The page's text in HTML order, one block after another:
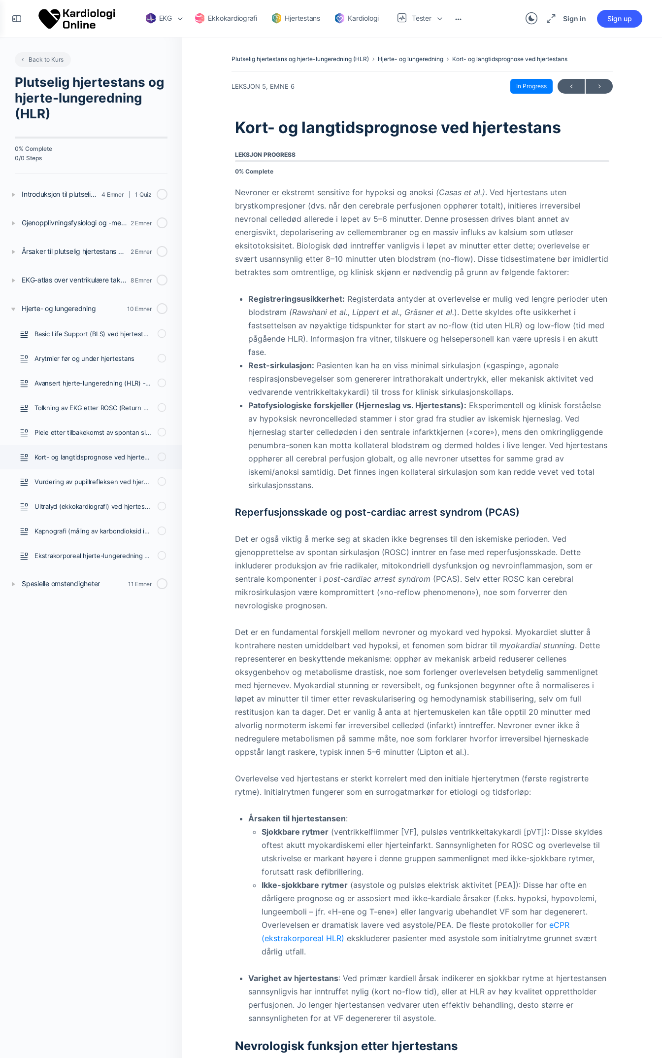
EKG Ekkokardiografi Hjertestans Kardiologi Tester Sign in Sign up
Back to Kurs
Plutselig hjertestans og
hjerte-lungeredning
(HLR)
0% Complete
0/0 Steps
Introduksjon til plutselig hjertestans og gjenoppliving 4 Emner 1 Quiz
Gjenopplivningsfysiologi og -mekanismer 2 Emner
Årsaker til plutselig hjertestans og død 2 Emner
EKG-atlas over ventrikulære takyarytmier ved hjertestans 8 Emner
Hjerte- og lungeredning 10 Emner
Basic Life Support (BLS) ved hjertestans
Arytmier før og under hjertestans
Avansert hjerte-lungeredning (HLR) - Avansert hjerte-lungeredning (ACLS)
Tolkning av EKG etter ROSC (Return of Spontaneous Circulation)
Pleie etter tilbakekomst av spontan sirkulasjon (ROSC)
Kort- og langtidsprognose ved hjertestans
Vurdering av pupillrefleksen ved hjertestans
Ultralyd (ekkokardiografi) ved hjertestans og gjenoppliving
Kapnografi (måling av karbondioksid i luftveiene, ETCO2) under hjertestans
Ekstrakorporeal hjerte-lungeredning (ECPR)
Spesielle omstendigheter 11 Emner
Plutselig hjertestans og hjerte-lungeredning (HLR) Hjerte- og lungeredning Kort- og langtidsprognose ved hjertestans
LEKSJON 5, EMNE 6 In Progress
Kort- og langtidsprognose ved hjertestans
LEKSJON PROGRESS
0% Complete
Nevroner er ekstremt sensitive for hypoksi og anoksi (Casas et al.). Ved hjertestans uten
brystkompresjoner (dvs. når den cerebrale perfusjonen opphører totalt), initieres irreversibel
nevronal celledød allerede i løpet av 5–6 minutter. Denne prosessen drives blant annet av
energisvikt, depolarisering av cellemembraner og en massiv influks av kalsium som utløser
eksitotoksisitet. Biologisk død inntreffer vanligvis i løpet av minutter etter dette; overlevelse er
svært usannsynlig etter 8–10 minutter uten blodstrøm (no-flow). Disse tidsestimatene bør imidlertid
betraktes som omtrentlige, og klinisk skjønn er nødvendig på grunn av følgende faktorer:
Registreringsusikkerhet: Registerdata antyder at overlevelse er mulig ved lengre perioder uten
blodstrøm (Rawshani et al., Lippert et al., Gräsner et al.). Dette skyldes ofte usikkerhet i
fastsettelsen av nøyaktige tidspunkter for start av no-flow (tid uten HLR) og low-flow (tid med
pågående HLR). Informasjon fra vitner, tilskuere og helsepersonell kan være upresis i en akutt
fase.
Rest-sirkulasjon: Pasienten kan ha en viss minimal sirkulasjon («gasping», agonale
respirasjonsbevegelser som genererer intrathorakalt undertrykk, eller mekanisk aktivitet ved
vedvarende ventrikkeltakykardi) til tross for klinisk sirkulasjonskollaps.
Patofysiologiske forskjeller (Hjerneslag vs. Hjertestans): Eksperimentell og klinisk forståelse
av hypoksisk nevroncelledød stammer i stor grad fra studier av iskemisk hjerneslag. Ved
hjerneslag starter celledøden i den sentrale infarktkjernen («core»), mens den omkringliggende
penumbra-sonen kan motta kollateral blodstrøm og dermed holdes i live lenger. Ved hjertestans
opphører all cerebral perfusjon globalt, og alle nevroner utsettes for samme grad av
iskemi/anoksi samtidig. Det finnes ingen kollateral sirkulasjon som kan redde vevet ved total
sirkulasjonsstans.
Reperfusjonsskade og post-cardiac arrest syndrom (PCAS)
Det er også viktig å merke seg at skaden ikke begrenses til den iskemiske perioden. Ved
gjenopprettelse av spontan sirkulasjon (ROSC) inntrer en fase med reperfusjonsskade. Dette
inkluderer produksjon av frie radikaler, mitokondriell dysfunksjon og nevroinflammasjon, som er
sentrale komponenter i post-cardiac arrest syndrom (PCAS). Selv etter ROSC kan cerebral
mikrosirkulasjon være kompromittert («no-reflow phenomenon»), noe som forverrer den
nevrologiske prognosen.
Det er en fundamental forskjell mellom nevroner og myokard ved hypoksi. Myokardiet slutter å
kontrahere nesten umiddelbart ved hypoksi, et fenomen som bidrar til myokardial stunning. Dette
representerer en beskyttende mekanisme: opphør av mekanisk arbeid reduserer cellenes
oksygenbehov og metabolisme drastisk, noe som forlenger overlevelsen betydelig sammenlignet
med hjernevev. Myokardial stunning er reversibelt, og funksjonen begynner ofte å normaliseres i
løpet av minutter til timer etter revaskularisering og hemodynamisk stabilisering, selv om full
restitusjon kan ta dager. Det er vanlig å anta at hjertemuskelen kan tåle opptil 20 minutter med
alvorlig normoterm iskemi før irreversibel celledød (infarkt) inntreffer. Nevroner evner ikke å
nedregulere metabolismen på samme måte, noe som forklarer hvorfor irreversibel hjerneskade
oppstår langt raskere, typisk innen 5–6 minutter (Lipton et al.).
Overlevelse ved hjertestans er sterkt korrelert med den initiale hjerterytmen (første registrerte
rytme). Initialrytmen fungerer som en surrogatmarkør for etiologi og tidsforløp:
Årsaken til hjertestansen:
Sjokkbare rytmer (ventrikkelflimmer [VF], pulsløs ventrikkeltakykardi [pVT]): Disse skyldes
oftest akutt myokardiskemi eller hjerteinfarkt. Sannsynligheten for ROSC og overlevelse til
utskrivelse er markant høyere i denne gruppen sammenlignet med ikke-sjokkbare rytmer,
forutsatt rask defibrillering.
Ikke-sjokkbare rytmer (asystole og pulsløs elektrisk aktivitet [PEA]): Disse har ofte en
dårligere prognose og er assosiert med ikke-kardiale årsaker (f.eks. hypoksi, hypovolemi,
lungeemboli – jfr. «H-ene og T-ene») eller langvarig ubehandlet VF som har degenerert.
Overlevelsen er dramatisk lavere ved asystole/PEA. De fleste protokoller for eCPR
(ekstrakorporeal HLR) ekskluderer pasienter med asystole som initialrytme grunnet svært
dårlig utfall.
Varighet av hjertestans: Ved primær kardiell årsak indikerer en sjokkbar rytme at hjertestansen
sannsynligvis har inntruffet nylig (kort no-flow tid), eller at HLR av høy kvalitet opprettholder
perfusjonen. Jo lenger hjertestansen vedvarer uten effektiv behandling, desto større er
sannsynligheten for at VF degenererer til asystole.
Nevrologisk funksjon etter hjertestans